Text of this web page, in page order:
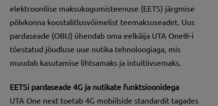
elektroonilise maksukogumisteenuse (EETS) järgmise
põlvkonna koostalitlusvõimelist teemaksuseadet. Uus
pardaseade (OBU) ühendab oma eelkäija UTA One®-i
tõestatud jõudluse uue nutika tehnoloogiaga, mis
muudab kasutamise lihtsamaks ja intuitiivsemaks.
EETSi pardaseade 4G ja nutikate funktsioonidega
UTA One next toetab 4G mobiilside standardit tagades